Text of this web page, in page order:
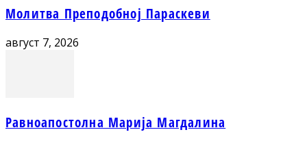
Молитва Преподобној Параскеви
август 7, 2026
Равноапостолна Марија Магдалина